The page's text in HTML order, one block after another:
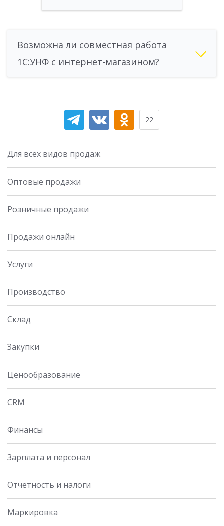
Возможна ли совместная работа
1С:УНФ с интернет-магазином?
22
Для всех видов продаж
Оптовые продажи
Розничные продажи
Продажи онлайн
Услуги
Производство
Склад
Закупки
Ценообразование
CRM
Финансы
Зарплата и персонал
Отчетность и налоги
Маркировка